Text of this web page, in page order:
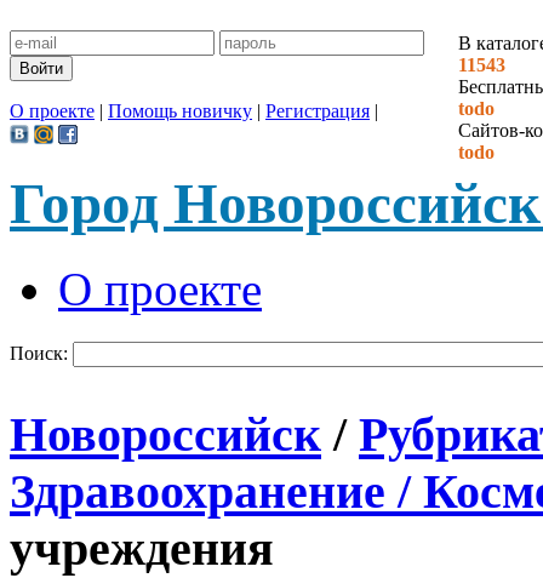
В
11543
todo
Сайтов-
todo
О проекте | Помощь новичку | Регистрация |
Город
О проекте
Поиск:
Новороссийск /
Здравоохранение /
учреждения